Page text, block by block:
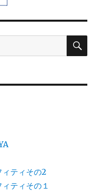
検
ティその2
ティその１